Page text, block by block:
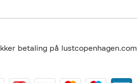
0008
betaling på lustcopenhagen.com